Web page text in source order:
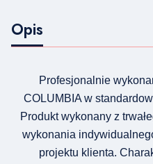
Opis
Profesjonalnie
COLUMBIA w
Produkt wykonany z
wykonania
projektu klienta.